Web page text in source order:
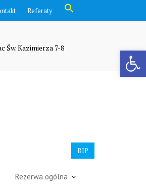
Otwórz pasek narzędzi
Referaty
Search Button
Św. Kazimierza 7-8
BIP
Rezerwa ogólna